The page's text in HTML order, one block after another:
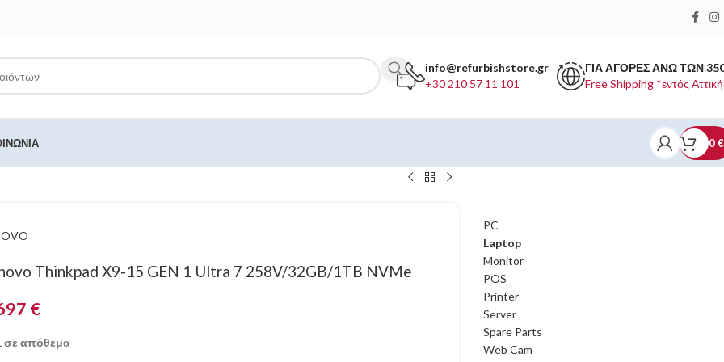
info@refurbishstore.gr
+30 210 57 11 101
ΓΙΑ ΑΓΟΡΕΣ ΑΝΩ ΤΩΝ
Free Shipping *εντός
0€
Thinkpad X9-15 GEN 1 Ultra 7 258V/32GB/1TB NVMe
€
σε απόθεμα
PC
Laptop
Monitor
POS
Printer
Server
Spare Parts
Web Cam